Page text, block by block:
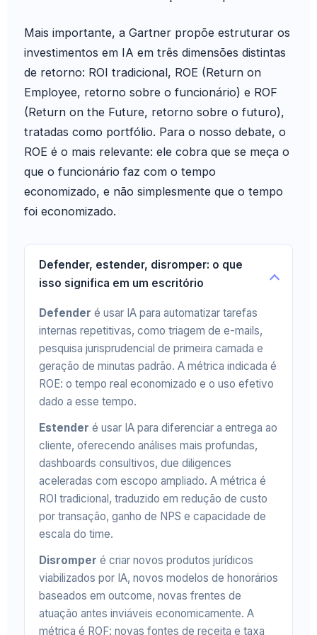
Mais importante, a Gartner propõe estruturar os
investimentos em IA em três dimensões distintas
de retorno: ROI tradicional, ROE (Return on
Employee, retorno sobre o funcionário) e ROF
(Return on the Future, retorno sobre o futuro),
tratadas como portfólio. Para o nosso debate, o
ROE é o mais relevante: ele cobra que se meça o
que o funcionário faz com o tempo
economizado, e não simplesmente que o tempo
foi economizado.
Defender, estender, disromper: o que
isso significa em um escritório
Defender é usar IA para automatizar tarefas
internas repetitivas, como triagem de e-mails,
pesquisa jurisprudencial de primeira camada e
geração de minutas padrão. A métrica indicada é
ROE: o tempo real economizado e o uso efetivo
dado a esse tempo.
Estender é usar IA para diferenciar a entrega ao
cliente, oferecendo análises mais profundas,
dashboards consultivos, due diligences
aceleradas com escopo ampliado. A métrica é
ROI tradicional, traduzido em redução de custo
por transação, ganho de NPS e capacidade de
escala do time.
Disromper é criar novos produtos jurídicos
viabilizados por IA, novos modelos de honorários
baseados em outcome, novas frentes de
atuação antes inviáveis economicamente. A
métrica é ROF: novas fontes de receita e taxa